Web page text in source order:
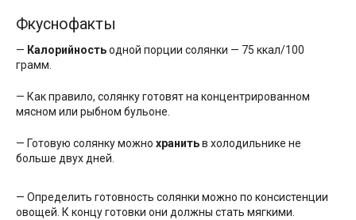
Фкуснофакты
— Калорийностьодной порции солянки — 75 ккал/100
грамм.
— Как правило, солянку готовят на концентрированном
мясном или рыбном бульоне.
— Готовую солянку можно хранитьв холодильнике не
больше двух дней.
— Определить готовность солянки можно по консистенции
овощей. К концу готовки они должны стать мягкими.